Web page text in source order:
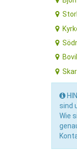
sind
Wie